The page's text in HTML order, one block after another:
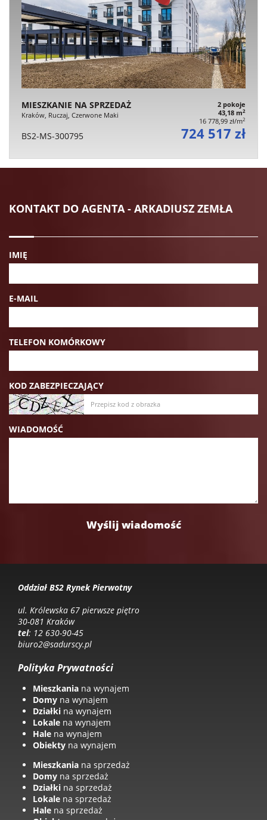
MIESZKANIE NA SPRZEDAŻ
Kraków, Ruczaj, Czerwone Maki
2 pokoje
43,18 m2
16 778,99 zł/m2
BS2-MS-300795 724 517 zł
KONTAKT DO AGENTA - ARKADIUSZ ZEMŁA
IMIĘ
E-MAIL
TELEFON KOMÓRKOWY
KOD ZABEZPIECZAJĄCY
WIADOMOŚĆ
Oddział BS2 Rynek Pierwotny
ul. Królewska 67 pierwsze piętro
30-081 Kraków
tel: 12 630-90-45
biuro2@sadurscy.pl
Polityka Prywatności
Mieszkania na wynajem
Domy na wynajem
Działki na wynajem
Lokale na wynajem
Hale na wynajem
Obiekty na wynajem
Mieszkania na sprzedaż
Domy na sprzedaż
Działki na sprzedaż
Lokale na sprzedaż
Hale na sprzedaż